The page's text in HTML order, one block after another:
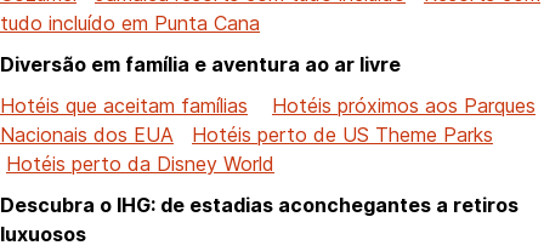
tudo incluído em Punta Cana
Diversão em família e aventura ao ar livre
Hotéis que aceitam famílias
Hotéis próximos aos Parques
Nacionais dos EUA
Hotéis perto de US Theme Parks
Hotéis perto da Disney World
Descubra o IHG: de estadias aconchegantes a retiros
luxuosos